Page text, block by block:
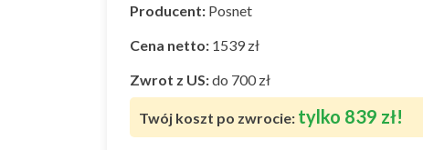
Producent: Posnet
Cena netto: 1539 zł
Zwrot z US:do 700 zł
Twój koszt po zwrocie: tylko 839 zł!